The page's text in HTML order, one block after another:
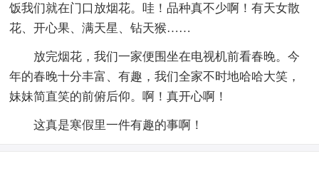
饭我们就在门口放烟花。哇！品种真不少啊！有天女散
花、开心果、满天星、钻天猴……
放完烟花，我们一家便围坐在电视机前看春晚。今
年的春晚十分丰富、有趣，我们全家不时地哈哈大笑，
妹妹简直笑的前俯后仰。啊！真开心啊！
这真是寒假里一件有趣的事啊！